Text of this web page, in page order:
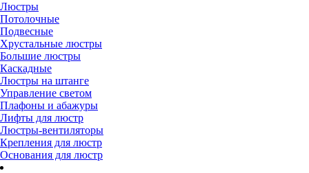
Люстры
Потолочные
Подвесные
Хрустальные люстры
Большие люстры
Каскадные
Люстры на штанге
Управление светом
Плафоны и абажуры
Лифты для люстр
Люстры-вентиляторы
Крепления для люстр
Основания для люстр